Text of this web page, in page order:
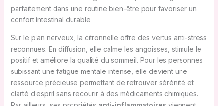
parfaitement dans une routine bien-être pour favoriser un
confort intestinal durable.
Sur le plan nerveux, la citronnelle offre des vertus anti-stress
reconnues. En diffusion, elle calme les angoisses, stimule le
positif et améliore la qualité du sommeil. Pour les personnes
subissant une fatigue mentale intense, elle devient une
ressource précieuse permettant de retrouver sérénité et
clarté d’esprit sans recourir à des médicaments chimiques.